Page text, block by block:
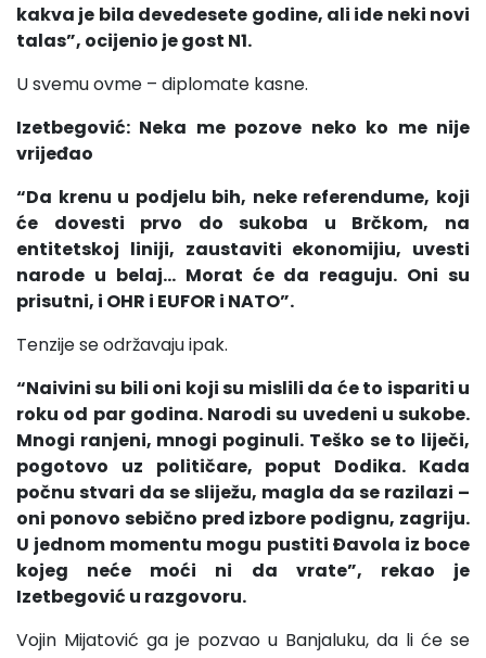
kakva je bila devedesete godine, ali ide neki novi
talas”, ocijenio je gost N1.
U svemu ovme – diplomate kasne.
Izetbegović: Neka me pozove neko ko me nije
vrijeđao
“Da krenu u podjelu bih, neke referendume, koji
će dovesti prvo do sukoba u Brčkom, na
entitetskoj liniji, zaustaviti ekonomijiu, uvesti
narode u belaj… Morat će da reaguju. Oni su
prisutni, i OHR i EUFOR i NATO”.
Tenzije se održavaju ipak.
“Naivini su bili oni koji su mislili da će to ispariti u
roku od par godina. Narodi su uvedeni u sukobe.
Mnogi ranjeni, mnogi poginuli. Teško se to liječi,
pogotovo uz političare, poput Dodika. Kada
počnu stvari da se sliježu, magla da se razilazi –
oni ponovo sebično pred izbore podignu, zagriju.
U jednom momentu mogu pustiti Đavola iz boce
kojeg neće moći ni da vrate”, rekao je
Izetbegović u razgovoru.
Vojin Mijatović ga je pozvao u Banjaluku, da li će se